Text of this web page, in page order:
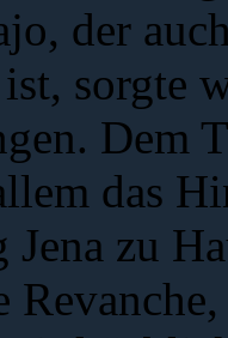
der
sorgte
Dem
das
Jena zu